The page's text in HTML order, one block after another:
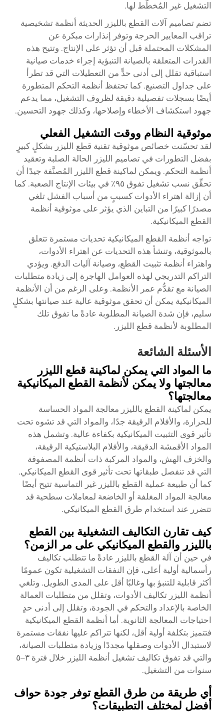
التشغيل غير المُخطَّط لها.
تضم تصاميم آلات القطع بالليزر الحديثة أنظمة تشخيصية
تراقب المعايير الحرجة وتوفر إنذارات مبكرة عن
المشكلات المحتملة قبل أن تؤثر على الإنتاج. وتتيح هذه
القدرات المتعلقة بالصيانة التنبؤية إجراء خدمات صيانية
استباقية تقلل إلى أدنى حدٍّ من التعطيلات التي قد تطرأ
على جداول التصنيع. كما تحتفظ أنظمة التحكم المتطورة
أيضًا بسجلات تفصيلية دقيقة لظروف التشغيل، مما يدعم
جهود استكشاف الأخطاء وإصلاحها، وكذلك جهود التحسين.
موثوقية النظام ووقت التشغيل الفعلي
لقد تحسّنت خصائص موثوقية تقنية قطع الليزر بشكلٍ كبيرٍ
بفضل التطورات في تصاميم الليزر الحالة الصلبة وتعقيد
أنظمة التحكم. ويمكن لماكينة قطع الليزر المُصنَّفة جيدًا أن
تحقِّق نسب تشغيل تفوق ٩٥٪ في بيئات الإنتاج الصعبة. كما
أن إزالة اهتراء الأدوات كسببٍ من أسباب الفشل تلغي
مصدرًا كبيرًا من التباين الذي يؤثر على موثوقية أنظمة
القطع الميكانيكية.
تواجه أنظمة القطع الميكانيكية تحديات مستمرة تتعلق
بالموثوقية، وتنشأ هذه التحديات عن اهتراء الأدوات،
واهتراء أنظمة تثبيت القطع، وصيانة آليات الدفع. ويؤدي
التراكم التدريجي لهذه العوامل الهاجرة إلى زيادة متطلبات
الصيانة مع تقدُّم عمر الأنظمة. وعلى الرغم من أن الأنظمة
الميكانيكية يمكن أن تحقق موثوقية عالية عند صيانتها بشكلٍ
سليم، فإن شدة الصيانة المطلوبة عادةً ما تفوق تلك
المطلوبة لأنظمة قطع الليزر.
الأسئلة الشائعة
ما المواد التي يمكن لماكينة قطع الليزر
معالجتها ولا يمكن لأنظمة القطع الميكانيكية
معالجتها؟
يمكن لماكينة القطع بالليزر معالجة المواد الحساسة
للحرارة، والأفلام الرقيقة جدًا، والمواد التي قد تشوه تحت
تأثير قوى التثبيت الميكانيكية بكفاءة عالية. وتشمل هذه
المواد الأقمشة الدقيقة، والأفلام البلاستيكية الرقيقة،
والخزف الهش، والمواد المركبة ذات أنظمة المصفوفة
التي قد تنفصل طبقاتها تحت تأثير قوى القطع الميكانيكي.
كما أن طبيعة عملية القطع بالليزر غير التماسية تتيح أيضًا
معالجة المواد المغلفة أو الخاضعة لمعاملات سطحية قد
تتضرر عند استخدام طرق القطع الميكانيكي.
كيف تقارن التكاليف التشغيلية بين القطع
بالليزر والقطع الميكانيكي على مر الزمن؟
في حين أن آلة القطع بالليزر عادةً ما تتطلب تكاليف
رأسمالية أولية أعلى، فإن النفقات التشغيلية تكون عمومًا
أكثر قابلية للتنبؤ بها وغالبًا أقل على المدى الطويل. وتلغي
أنظمة الليزر تكاليف الأدوات، وتقلل من متطلبات العمالة
الخاصة بالإعداد والتحكم في الجودة، وتقلل إلى أدنى حدٍ
احتياجات المعالجة الثانوية. أما أنظمة القطع الميكانيكية
فتتميز بتكلفة أولية أقل، لكنها تتراكم عليها نفقات مستمرة
لاستبدال الأدوات وصقلها مجددًا وزيادة متطلبات الصيانة،
والتي قد تفوق تكاليف تشغيل أنظمة الليزر خلال فترة ٣–٥
سنوات من التشغيل.
أي طريقة من طرق القطع توفر جودة حواف
أفضل لمختلف التطبيقات؟